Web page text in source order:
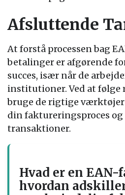
Afsluttende
At forstå processen bag
betalinger er afgørende
succes, især når de
institutioner. Ved at
bruge de rigtige
din faktureringsproces
transaktioner.
Hvad er en
hvordan